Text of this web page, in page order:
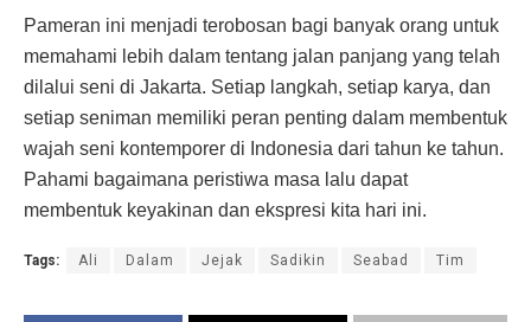
Pameran ini menjadi terobosan bagi banyak orang untuk
memahami lebih dalam tentang jalan panjang yang telah
dilalui seni di Jakarta. Setiap langkah, setiap karya, dan
setiap seniman memiliki peran penting dalam membentuk
wajah seni kontemporer di Indonesia dari tahun ke tahun.
Pahami bagaimana peristiwa masa lalu dapat
membentuk keyakinan dan ekspresi kita hari ini.
Tags: Ali Dalam Jejak Sadikin Seabad Tim